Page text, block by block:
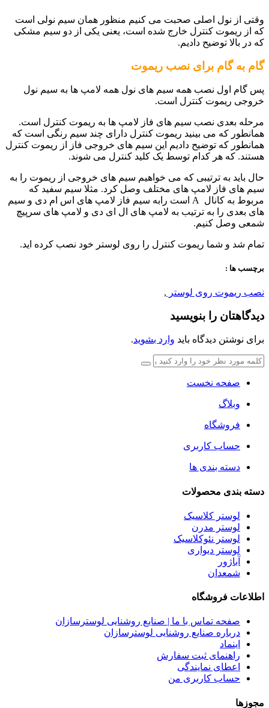
وقتی از نول اصلی صحبت می کنیم منظور همان سیم نولی است
که از ریموت کنترل خارج شده است، یعنی یکی از دو سیم مشکی
که در بالا توضیح دادیم.
گام به گام برای نصب ریموت
پس گام اول نصب همه سیم های نول همه لامپ ها به سیم نول
خروجی ریموت کنترل است.
مرحله بعدی نصب سیم های فاز لامپ ها به ریموت کنترل است.
همانطور که می بینید ریموت کنترل دارای چند سیم رنگی است که
همانطور که توضیح دادیم این سیم های خروجی فاز از ریموت کنترل
هستند. که هر کدام توسط یک کلید کنترل می شوند.
حال باید به ترتیبی که می خواهیم سیم های خروجی از ریموت را به
سیم های فاز لامپ های مختلف وصل کرد. مثلا سیم سفید که
مربوط به کانال A است رابه سیم فاز لامپ های اس ام دی و سیم
های بعدی را به ترتیب به لامپ های ال ای دی و لامپ های سرپیچ
شمعی وصل کنیم.
تمام شد و شما ریموت کنترل را روی لوستر خود نصب کرده اید.
برچسب ها :
نصب ریموت روی لوستر ,
دیدگاهتان را بنویسید
برای نوشتن دیدگاه باید وارد بشوید.
صفحه نخست
وبلاگ
فروشگاه
حساب کاربری
دسته بندی ها
دسته بندی محصولات
لوستر کلاسیک
لوستر مدرن
لوستر نئوکلاسیک
لوستر دیواری
آباژور
شمعدان
اطلاعات فروشگاه
صفحه تماس با ما | صنایع روشنایی لوسترسازان
درباره صنایع روشنایی لوسترسازان
اینماد
راهنمای ثبت سفارش
اعطای نمایندگی
حساب کاربری من
مجوزها